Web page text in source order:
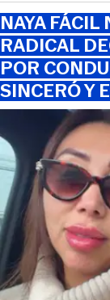
NAYA FÁCIL
RADICAL
POR
SINCERÓ Y